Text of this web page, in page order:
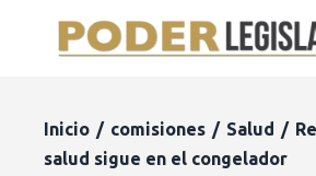
Inicio comisiones Salud
salud sigue en el congelador